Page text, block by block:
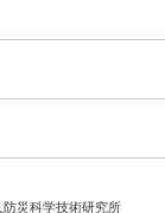
防災科学技術研究所